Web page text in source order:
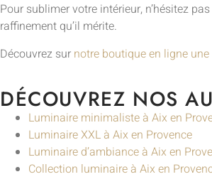
Pour sublimer votre intérieur, n’hésitez
raffinement qu’il mérite.
Découvrez sur notre boutique en ligne
DÉCOUVREZ NOS
Luminaire minimaliste à Aix en
Luminaire XXL à Aix en Provence
Luminaire d’ambiance à Aix en
Collection luminaire à Aix en